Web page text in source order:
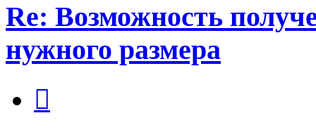
Re: Возможность
нужного размера